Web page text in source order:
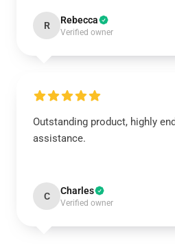
R Rebecca
Verified owner
Outstanding product, highly
assistance.
C Charles
Verified owner